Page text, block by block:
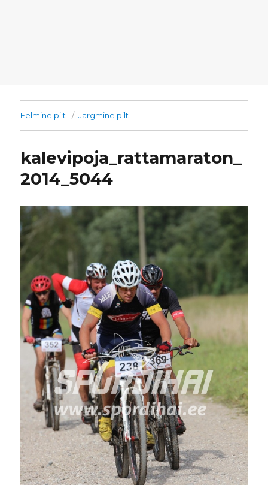
Eelmine pilt Järgmine pilt
kalevipoja_rattamaraton_
2014_5044